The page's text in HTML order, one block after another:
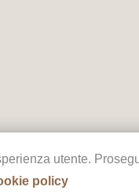
utente.
policy